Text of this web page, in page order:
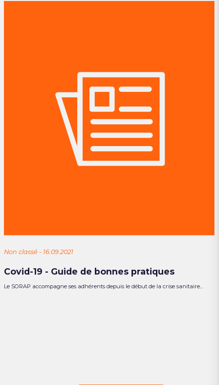
Non classé - 16.09.2021
Covid-19 - Guide de bonnes pratiques
Le SORAP accompagne ses adhérents depuis le début de la crise sanitaire...